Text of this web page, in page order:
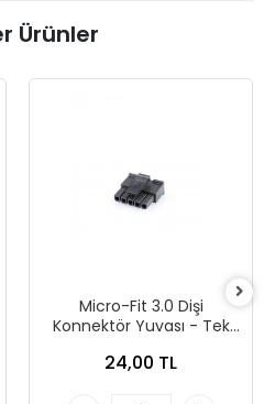
Ürünler
Micro-Fit 3.0 Dişi
Konnektör Yuvası - Tek
(SKT-002)
24,00 TL